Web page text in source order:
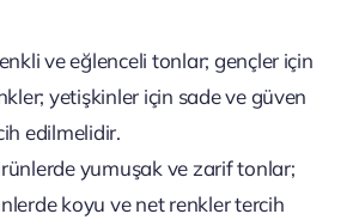
ve eğlenceli tonlar; gençler için
yetişkinler için sade ve güven
edilmelidir.
yumuşak ve zarif tonlar;
koyu ve net renkler tercih